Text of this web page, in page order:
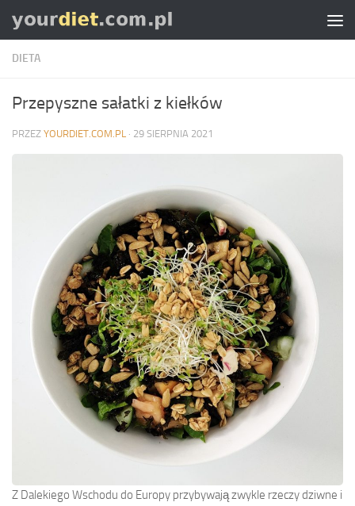
Skip to content
DIETA
Przepyszne sałatki z kiełków
PRZEZ YOURDIET.COM.PL · 29 SIERPNIA 2021
Z Dalekiego Wschodu do Europy przybywają zwykle rzeczy dziwne i